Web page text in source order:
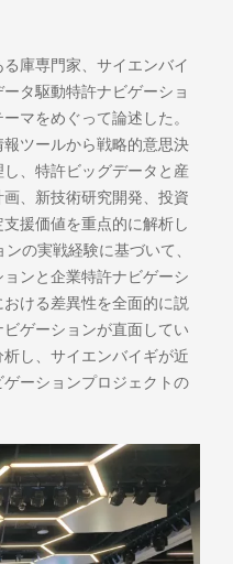
庫専門家、サイエンバイ
タ駆動特許ナビゲーショ
マをめぐって論述した。
ツールから戦略的意思決
、特許ビッグデータと産
、新技術研究開発、投資
援価値を重点的に解析し
の実戦経験に基づいて、
ンと企業特許ナビゲーシ
ける差異性を全面的に説
ゲーションが直面してい
し、サイエンバイギが近
ーションプロジェクトの